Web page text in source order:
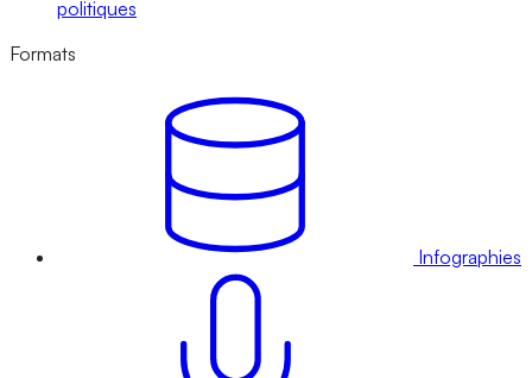
politiques
Formats
Infographies